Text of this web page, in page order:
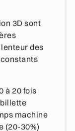
3D sont
des
à 20 fois
machine
(20-30%)